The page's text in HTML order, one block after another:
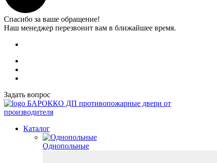
Спасибо за ваше обращение!
Наш менеджер перезвонит вам в ближайшее время.
Задать вопрос
БАРОККО ДП противопожарные двери от
производителя
Каталог
Однопольные